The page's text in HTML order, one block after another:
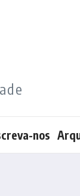
nos